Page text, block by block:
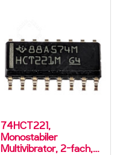
74HCT221,
Monostabiler
Multivibrator, 2-fach,